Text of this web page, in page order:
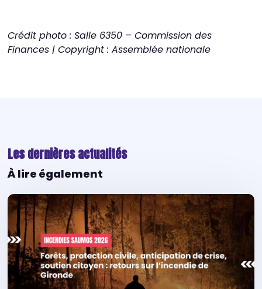
Crédit photo : Salle 6350 – Commission des
Finances | Copyright : Assemblée nationale
Les dernières actualités
À lire également